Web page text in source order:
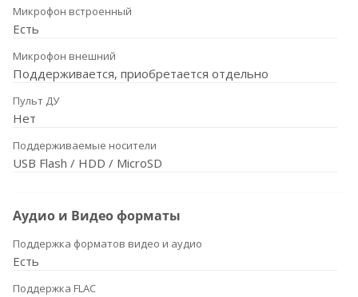
Микрофон встроенный
Есть
Микрофон внешний
Поддерживается, приобретается отдельно
Пульт ДУ
Нет
Поддерживаемые носители
USB Flash / HDD / MicroSD
Аудио и Видео форматы
Поддержка форматов видео и аудио
Есть
Поддержка FLAC